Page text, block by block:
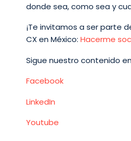
donde sea, como sea y
¡Te invitamos a ser parte
CX en México: Hacerme
Sigue nuestro contenido
Facebook
LinkedIn
Youtube